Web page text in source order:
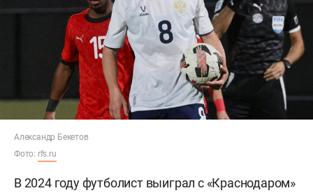
Александр Бекетов
Фото: rfs.ru
В 2024 году футболист выиграл с «Краснодаром»